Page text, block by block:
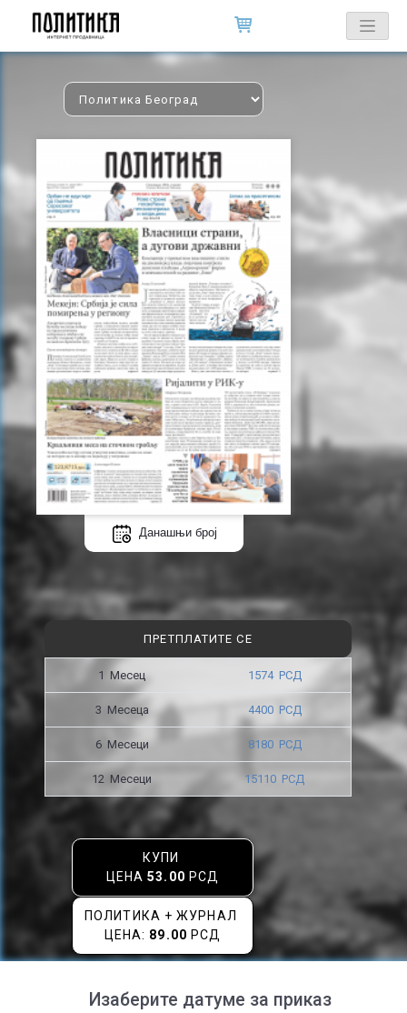
Данашњи број
ПРЕТПЛАТИТЕ СЕ
1 Месец 1574 РСД
3 Месецa 4400 РСД
6 Месеци 8180 РСД
12 Месеци 15110 РСД
КУПИ
ЦЕНА53.00 РСД
ПОЛИТИКА + ЖУРНАЛ
ЦЕНА: 89.00 РСД
Изаберите датуме за приказ